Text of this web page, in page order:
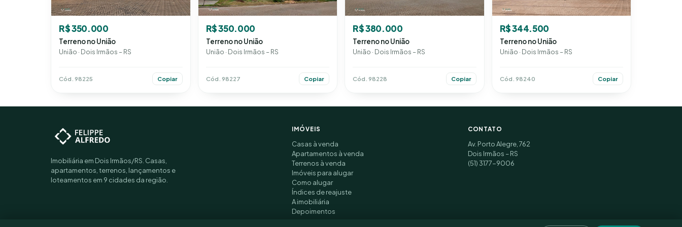
R$ 350.000
Terreno no União
União · Dois Irmãos – RS
Cód. 98225 Copiar
R$ 350.000
Terreno no União
União · Dois Irmãos – RS
Cód. 98227 Copiar
R$ 380.000
Terreno no União
União · Dois Irmãos – RS
Cód. 98228 Copiar
R$ 344.500
Terreno no União
União · Dois Irmãos – RS
Cód. 98240 Copiar
Imobiliária em Dois Irmãos/RS. Casas,
apartamentos, terrenos, lançamentos e
loteamentos em 9 cidades da região.
IMÓVEIS
Casas à venda
Apartamentos à venda
Terrenos à venda
Imóveis para alugar
Como alugar
Índices de reajuste
A imobiliária
Depoimentos
CONTATO
Av. Porto Alegre, 762
Dois Irmãos – RS
(51) 3177-9006